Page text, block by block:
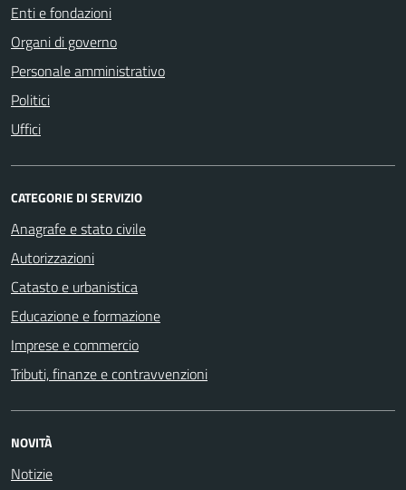
Enti e fondazioni
Organi di governo
Personale amministrativo
Politici
Uffici
CATEGORIE DI SERVIZIO
Anagrafe e stato civile
Autorizzazioni
Catasto e urbanistica
Educazione e formazione
Imprese e commercio
Tributi, finanze e contravvenzioni
NOVITÀ
Notizie